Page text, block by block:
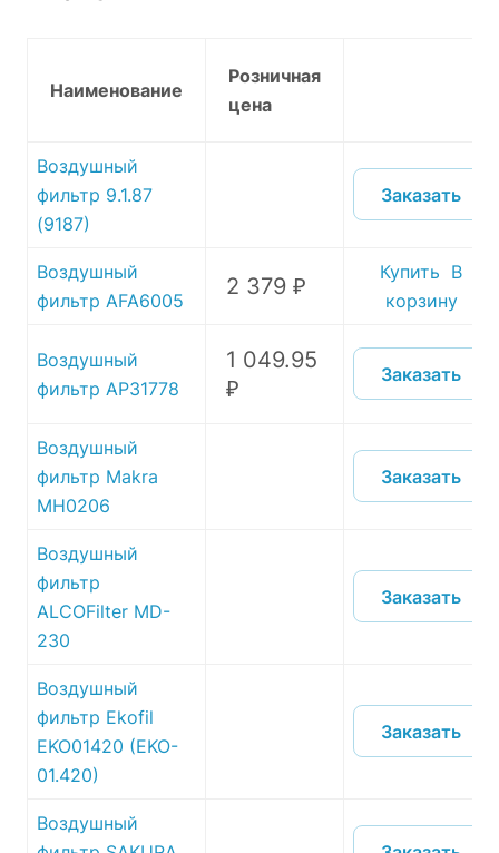
Наименование
Розничная
цена
Воздушный
фильтр 9.1.87
(9187)
Заказать
Воздушный
фильтр AFA6005
2 379 ₽
Купить В
корзину
Воздушный
фильтр AP31778
1 049.95
₽
Заказать
Воздушный
фильтр Makra
MH0206
Заказать
Воздушный
фильтр
ALCOFilter MD-
230
Заказать
Воздушный
фильтр Ekofil
EKO01420 (EKO-
01.420)
Заказать
Воздушный